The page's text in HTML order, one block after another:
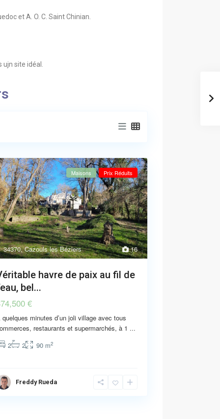
et A. O. C. Saint Chinian.
site idéal.
16
34370,Cazouls les Béziers
Maisons Prix Réduits
havre de paix au fil de
bel...
€
quelques minutes d’un joli village avec tous
restaurants et supermarchés, à 1 ...
2
2 90 m2
Freddy Rueda